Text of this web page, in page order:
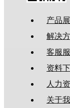
产品
解决
客服
资料
人力
关于